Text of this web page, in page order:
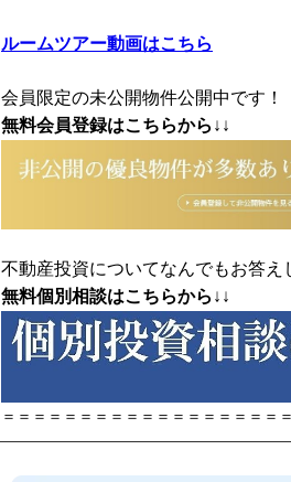
ルームツアー動画はこちら
会員限定の未公開物件公開中です！
無料会員登録はこちらから ↓↓
不動産投資についてなんでもお答え
無料個別相談はこちらから ↓↓
＝＝＝＝＝＝＝＝＝＝＝＝＝＝＝＝＝＝